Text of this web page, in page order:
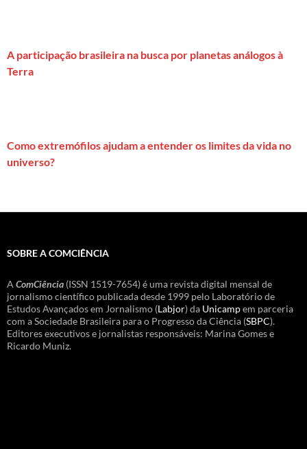
A participação brasileira na busca por planetas análogos à
Terra
Como extremófilos ajudam a entender os limites da vida no
universo?
SOBRE A COMCIÊNCIA
A ComCiência (ISSN 1519-7654) é uma revista digital mensal de
jornalismo científico publicada desde 1999 pelo Laboratório de
Estudos Avançados em Jornalismo (Labjor) da Unicampem parceria
com a Sociedade Brasileira para o Progresso da Ciência (SBPC).
Editores executivos e jornalistas responsáveis: Marina Gomes e
Ricardo Muniz.